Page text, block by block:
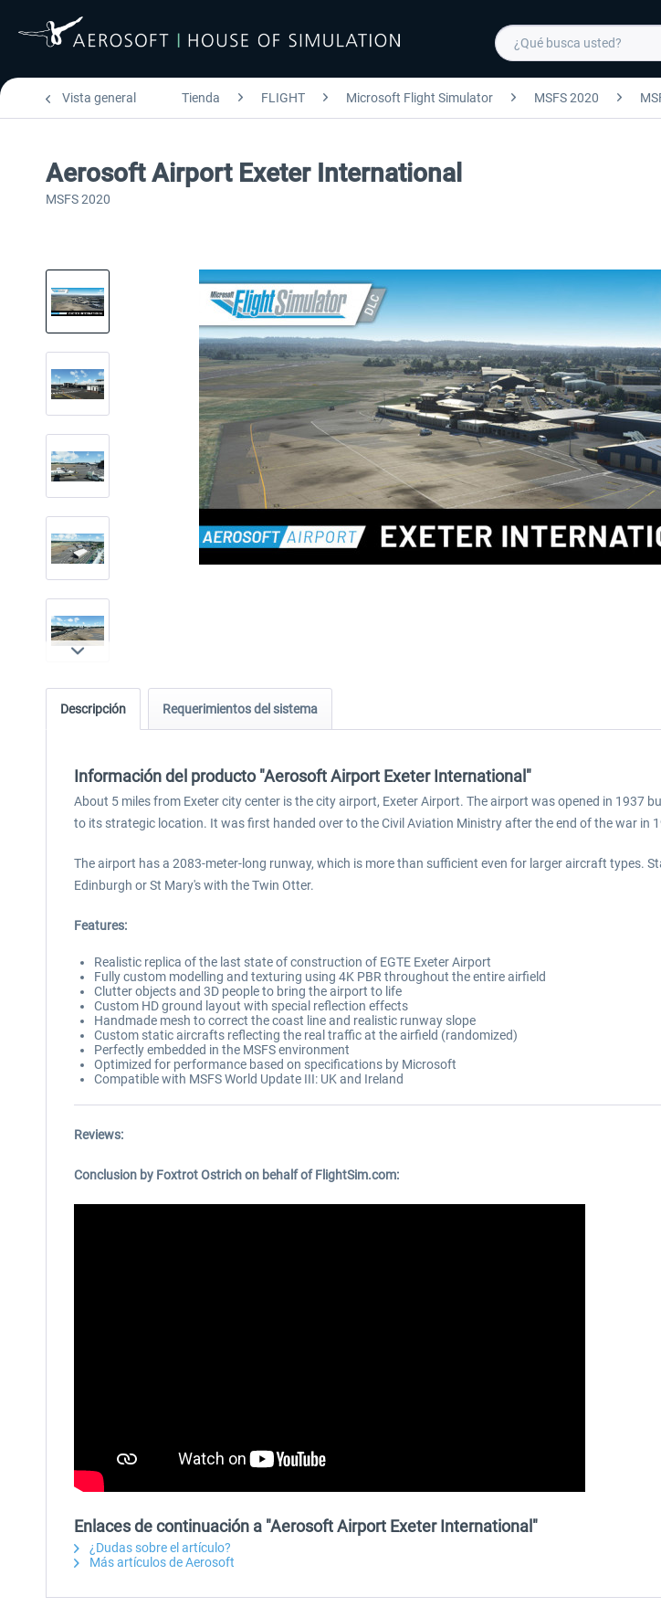
Vista general Tienda FLIGHT Microsoft Flight Simulator MSFS 2020
Aerosoft Airport Exeter International
MSFS 2020
Descripción Requerimientos del sistema
Información del producto "Aerosoft Airport Exeter International"
About 5 miles from Exeter city center is the city airport, Exeter Airport. The airport was opened in 1937
to its strategic location. It was first handed over to the Civil Aviation Ministry after the end of the war in
The airport has a 2083-meter-long runway, which is more than sufficient even for larger aircraft types.
Edinburgh or St Mary's with the Twin Otter.
Features:
Realistic replica of the last state of construction of EGTE Exeter Airport
Fully custom modelling and texturing using 4K PBR throughout the entire airfield
Clutter objects and 3D people to bring the airport to life
Custom HD ground layout with special reflection effects
Handmade mesh to correct the coast line and realistic runway slope
Custom static aircrafts reflecting the real traffic at the airfield (randomized)
Perfectly embedded in the MSFS environment
Optimized for performance based on specifications by Microsoft
Compatible with MSFS World Update III: UK and Ireland
Reviews:
Conclusion by Foxtrot Ostrich on behalf of FlightSim.com:
Enlaces de continuación a "Aerosoft Airport Exeter International"
¿Dudas sobre el artículo?
Más artículos de Aerosoft